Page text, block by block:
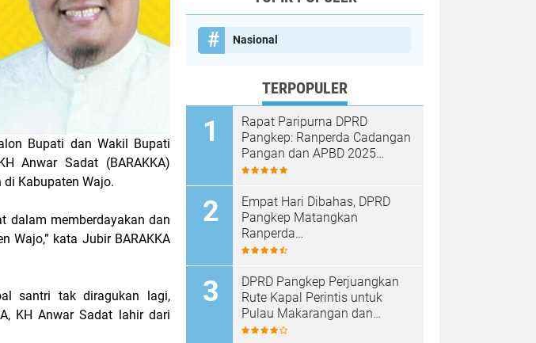
Bupati dan Wakil Bupati
Anwar Sadat (BARAKKA)
Kabupaten Wajo.
dalam memberdayakan dan
Wajo,” kata Jubir BARAKKA
santri tak diragukan lagi,
KH Anwar Sadat lahir dari
Nasional
TERPOPULER
Rapat Paripurna DPRD
Pangkep: Ranperda Cadangan
Pangan dan APBD 2025
Disetujui dengan Sejumlah
Empat Hari Dibahas, DPRD
Pangkep Matangkan
Ranperda
Pertanggungjawaban APBD
DPRD Pangkep Perjuangkan
Rute Kapal Perintis untuk
Pulau Makarangan dan
Langkoteang